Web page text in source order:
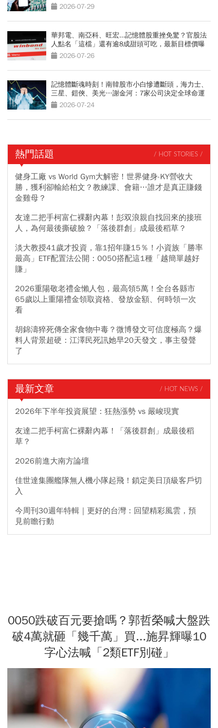
2026-07-29
華邦電、南亞科、旺宏...記憶體股重挫免驚？官股法
人點名「這檔」還有逾8成甜頭可吃，最新目標價曝
光 2026-07-26
記憶體斷魂時刻！南韓股市小白慘遭斷頭，海力士、
三星、鎧俠、美光…謝金河：7家公司決定全球命運
2026-07-24
熱門話題 / HOT STORIES /
健身工廠 vs World Gym大解密！世界健身-KY營收大
勝，獲利卻輸給柏文？教練課、會籍…誰才是真正賺錢
金雞母？
友達二把手柯富仁裸辭內幕！彭双浪親自找回來的接班
人，為何最後撕破臉？「落後群創」成最後稻草？
淡大教授41歲才投資，靠1招年賺15％！小資族「勝率
最高」ETF配置法公開：0050搭配這1種「越簡單越好
賺」
2026重陽敬老禮金懶人包，最高領5萬！全台各縣市
65歲以上重陽禮金領取資格、發放金額、何時領一次
看
胡錦濤猝死傳全家食物中毒？微博發文可信度極高？爆
料人背景超硬：江澤民死訊她早20天發文，事主發聲
了
最新文章 / HOT NEWS /
2026年下半年投資展望：狂熱漲勢 vs 嚴峻現實
友達二把手柯富仁裸辭內幕！「落後群創」成最後稻
草？
2026前進大南方論壇
佳世達集團艦隊無人機小隊起飛！鎖定美日頂級客戶切
入
今周刊30週年特輯｜更好的台灣：回望精彩風雲，預
見前瞻行動
0050跌破百元要搶嗎？郭哲榮喊大盤跌
破4萬就砸「幾千萬」買...施昇輝曝10
字心法喊「2類ETF別碰」